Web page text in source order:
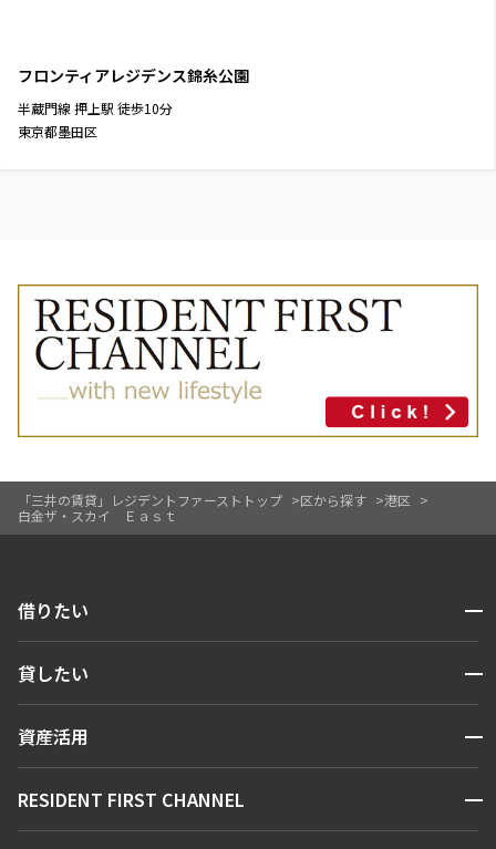
「三井の賃貸」レジデントファーストトップ 区から探す
港区
白金ザ・スカイ Ｅａｓｔ
フロンティアレジデンス錦糸公園
半蔵門線 押上駅 徒歩10分
東京都墨田区
借りたい 開閉
人気エリアから探す
貸したい 開閉
お問い合わせ
資産活用 開閉
お問い合わせ
RESIDENT FIRST CHANNEL 開閉